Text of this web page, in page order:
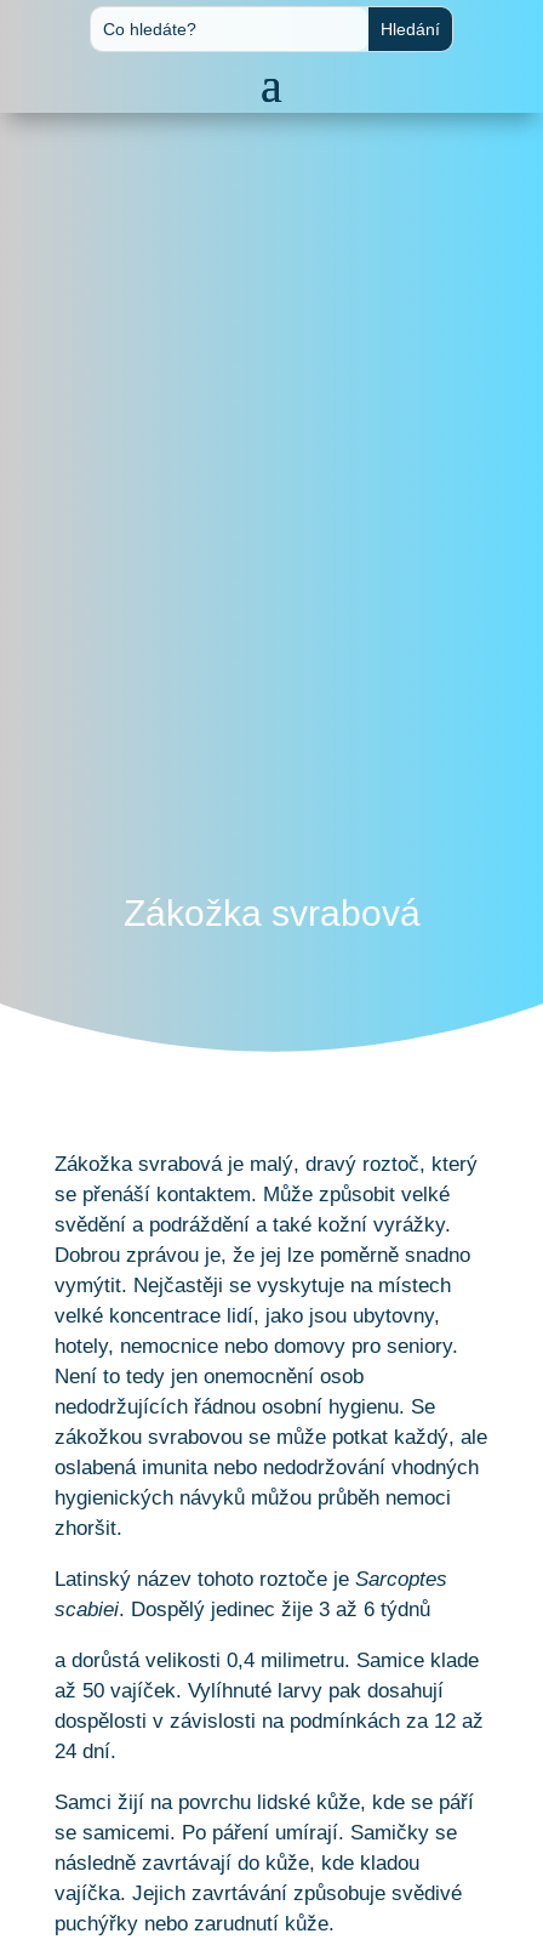
Zákožka svrabová
Zákožka svrabová je malý, dravý roztoč, který
se přenáší kontaktem. Může způsobit velké
svědění a podráždění a také kožní vyrážky.
Dobrou zprávou je, že jej lze poměrně snadno
vymýtit. Nejčastěji se vyskytuje na místech
velké koncentrace lidí, jako jsou ubytovny,
hotely, nemocnice nebo domovy pro seniory.
Není to tedy jen onemocnění osob
nedodržujících řádnou osobní hygienu. Se
zákožkou svrabovou se může potkat každý, ale
oslabená imunita nebo nedodržování vhodných
hygienických návyků můžou průběh nemoci
zhoršit.
Latinský název tohoto roztoče je Sarcoptes
scabiei. Dospělý jedinec žije 3 až 6 týdnů
a dorůstá velikosti 0,4 milimetru. Samice klade
až 50 vajíček. Vylíhnuté larvy pak dosahují
dospělosti v závislosti na podmínkách za 12 až
24 dní.
Samci žijí na povrchu lidské kůže, kde se páří
se samicemi. Po páření umírají. Samičky se
následně zavrtávají do kůže, kde kladou
vajíčka. Jejich zavrtávání způsobuje svědivé
puchýřky nebo zarudnutí kůže.